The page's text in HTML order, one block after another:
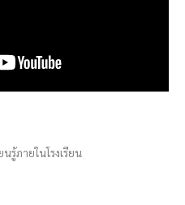
รู้ภายในโรงเรียน